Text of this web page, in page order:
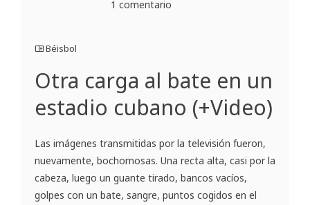
1 comentario
Béisbol
Otra carga al bate en un
estadio cubano (+Video)
Las imágenes transmitidas por la televisión fueron,
nuevamente, bochornosas. Una recta alta, casi por la
cabeza, luego un guante tirado, bancos vacíos,
golpes con un bate, sangre, puntos cogidos en el